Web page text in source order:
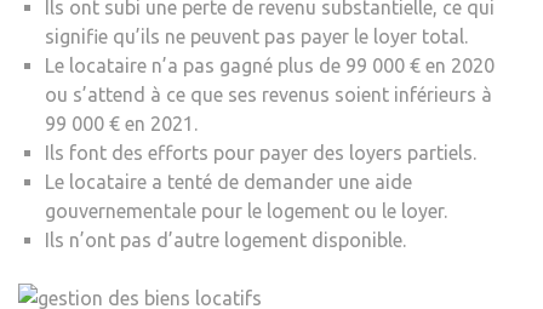
Ils ont subi une perte de revenu substantielle, ce qui
signifie qu’ils ne peuvent pas payer le loyer total.
Le locataire n’a pas gagné plus de 99 000 € en 2020
ou s’attend à ce que ses revenus soient inférieurs à
99 000 € en 2021.
Ils font des efforts pour payer des loyers partiels.
Le locataire a tenté de demander une aide
gouvernementale pour le logement ou le loyer.
Ils n’ont pas d’autre logement disponible.